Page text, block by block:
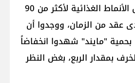
وقام العلماء بتحليل الأنماط الغذائية لأكثر من 90
من الزمان، ووجدوا أن
بحمية "مايند" شهدوا انخفاضاً
بمقدار الربع، بغض النظر